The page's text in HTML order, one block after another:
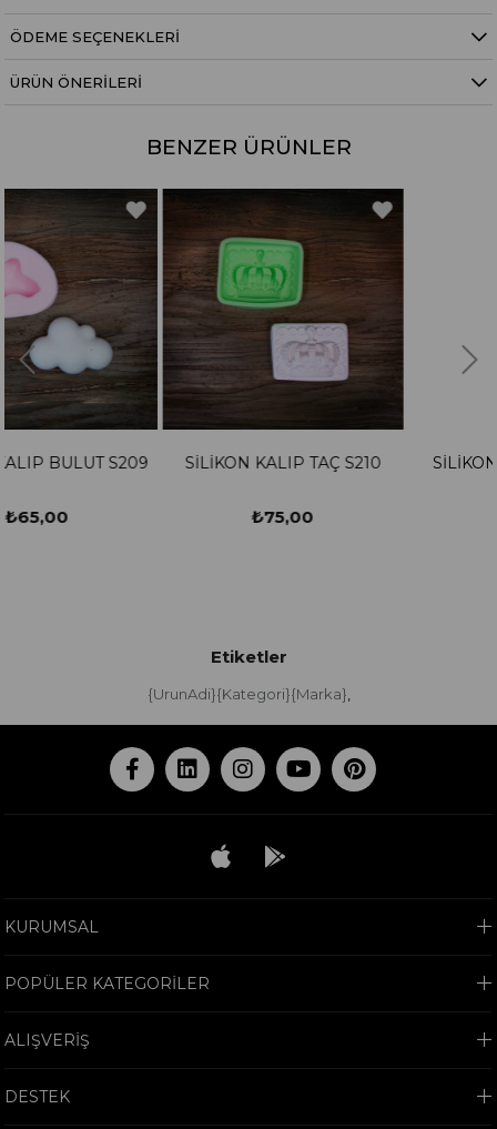
ÖDEME SEÇENEKLERI
ÜRÜN ÖNERILERI
BENZER ÜRÜNLER
SİLİKON KALIP TAÇ S210 SİLİKON KALIP RAF S211
Etiketler
{UrunAdi}{Kategori}{Marka},
KURUMSAL
POPÜLER KATEGORİLER
ALIŞVERİŞ
DESTEK